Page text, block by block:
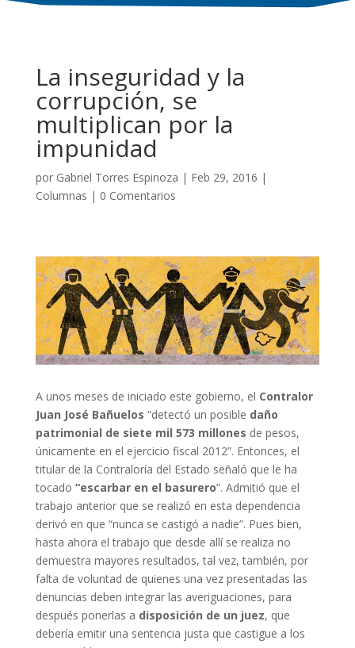
La inseguridad y la
corrupción, se
multiplican por la
impunidad
por Gabriel Torres Espinoza | Feb 29, 2016 |
Columnas | 0 Comentarios
A unos meses de iniciado este gobierno, el Contralor
Juan José Bañuelos “detectó un posible daño
patrimonial de siete mil 573 millones de pesos,
únicamente en el ejercicio fiscal 2012”. Entonces, el
titular de la Contraloría del Estado señaló que le ha
tocado “escarbar en el basurero”. Admitió que el
trabajo anterior que se realizó en esta dependencia
derivó en que “nunca se castigó a nadie”. Pues bien,
hasta ahora el trabajo que desde allí se realiza no
demuestra mayores resultados, tal vez, también, por
falta de voluntad de quienes una vez presentadas las
denuncias deben integrar las averiguaciones, para
después ponerlas a disposición de un juez, que
debería emitir una sentencia justa que castigue a los